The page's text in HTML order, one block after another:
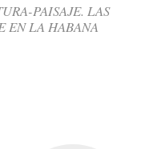
PAISAJE. LAS
EN LA HABANA